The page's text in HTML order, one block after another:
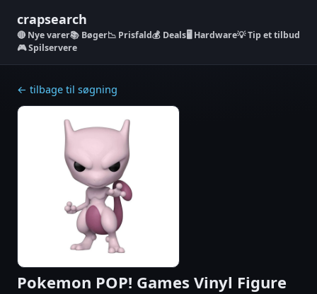
crapsearch
Nye varer📚 Bøger📉 Prisfald💰 Deals🖥️ Hardware💡 Tip et tilbud
🎮 Spilservere
← tilbage til søgning
Pokemon POP! Games Vinyl Figure